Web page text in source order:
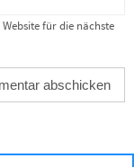
für die nächste